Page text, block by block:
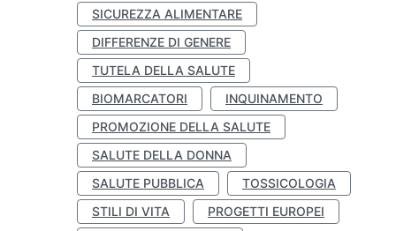
SICUREZZA ALIMENTARE
DIFFERENZE DI GENERE
TUTELA DELLA SALUTE
BIOMARCATORI
INQUINAMENTO
PROMOZIONE DELLA SALUTE
SALUTE DELLA DONNA
SALUTE PUBBLICA
TOSSICOLOGIA
STILI DI VITA
PROGETTI EUROPEI